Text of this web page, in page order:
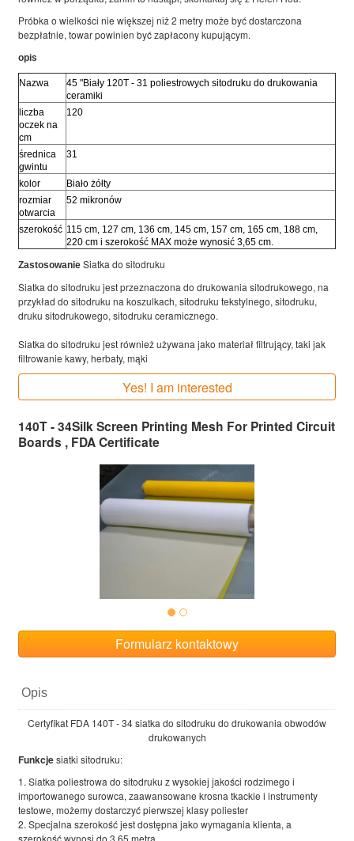
Próbka o wielkości nie większej niż 2 metry może być dostarczona
bezpłatnie, towar powinien być zapłacony kupującym.
opis
Nazwa
45 "Biały 120T - 31 poliestrowych sitodruku do drukowania
ceramiki
liczba
oczek na
cm
120
średnica
gwintu
31
kolor
Biało żółty
rozmiar
otwarcia
52 mikronów
szerokość 115 cm, 127 cm, 136 cm, 145 cm, 157 cm, 165 cm, 188 cm,
220 cm i szerokość MAX może wynosić 3,65 cm.
Zastosowanie Siatka do sitodruku
Siatka do sitodruku jest przeznaczona do drukowania sitodrukowego, na
przykład do sitodruku na koszulkach, sitodruku tekstylnego, sitodruku,
druku sitodrukowego, sitodruku ceramicznego.
Siatka do sitodruku jest również używana jako materiał filtrujący, taki jak
filtrowanie kawy, herbaty, mąki
Yes! I am interested
140T - 34Silk Screen Printing Mesh For Printed Circuit
Boards , FDA Certificate
Formularz kontaktowy
Opis
Certyfikat FDA 140T - 34 siatka do sitodruku do drukowania obwodów
drukowanych
Funkcjesiatki sitodruku:
1. Siatka poliestrowa do sitodruku z wysokiej jakości rodzimego i
importowanego surowca, zaawansowane krosna tkackie i instrumenty
testowe, możemy dostarczyć pierwszej klasy poliester
2. Specjalna szerokość jest dostępna jako wymagania klienta, a
szerokość wynosi do 3,65 metra.